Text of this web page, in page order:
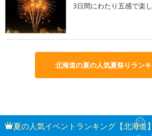
3日間にわたり五感で楽
北海道の夏の人気夏祭りラン
夏の人気イベントランキング【北海道】